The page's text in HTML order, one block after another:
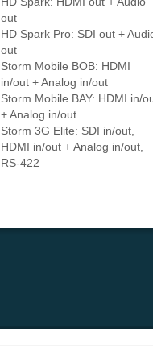
out
HD Spark Pro: SDI out +
out
Storm Mobile BOB: HDMI
in/out + Analog in/out
Storm Mobile BAY: HDMI in/
+ Analog in/out
Storm 3G Elite: SDI in/out,
HDMI in/out + Analog in/out,
RS-422